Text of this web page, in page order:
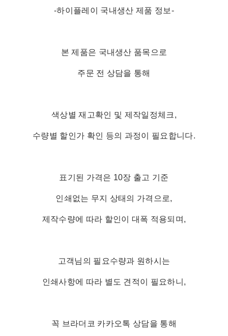
-하이플레이 국내생산 제품 정보-
본 제품은 국내생산 품목으로
주문 전 상담을 통해
색상별 재고확인 및 제작일정체크,
수량별 할인가 확인 등의 과정이 필요합니다.
표기된 가격은 10장 출고 기준
인쇄없는 무지 상태의 가격으로,
제작수량에 따라 할인이 대폭 적용되며,
고객님의 필요수량과 원하시는
인쇄사항에 따라 별도 견적이 필요하니,
꼭 브라더코 카카오톡 상담을 통해